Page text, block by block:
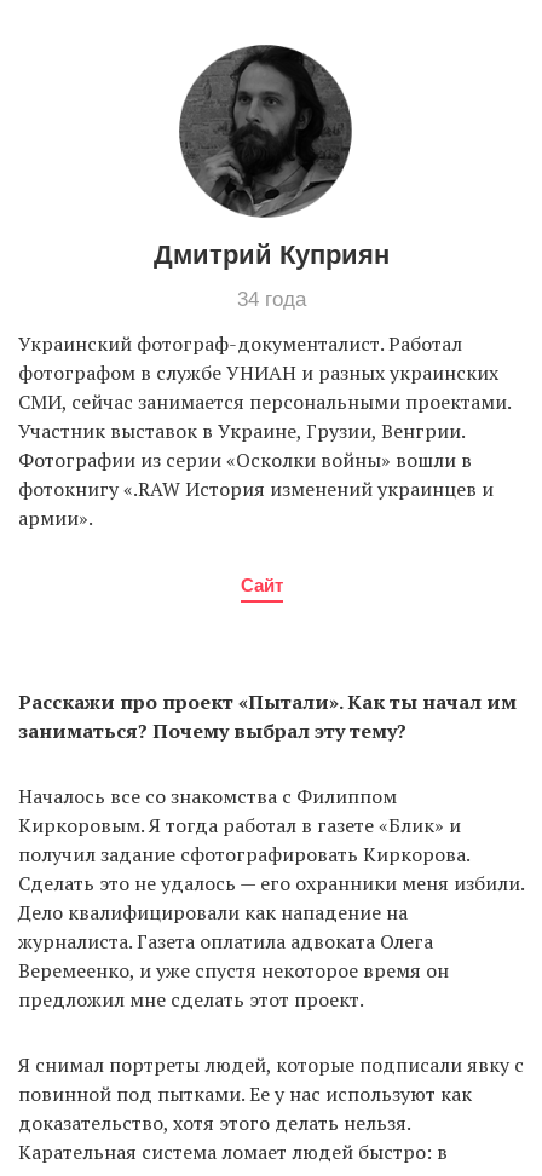
Дмитрий Куприян
34 года
Украинский фотограф-документалист. Работал
фотографом в службе УНИАН и разных украинских
СМИ, сейчас занимается персональными проектами.
Участник выставок в Украине, Грузии, Венгрии.
Фотографии из серии «Осколки войны» вошли в
фотокнигу «.RAW История изменений украинцев и
армии».
Сайт
Расскажи про проект «Пытали». Как ты начал им
заниматься? Почему выбрал эту тему?
Началось все со знакомства с Филиппом
Киркоровым. Я тогда работал в газете «Блик» и
получил задание сфотографировать Киркорова.
Сделать это не удалось — его охранники меня избили.
Дело квалифицировали как нападение на
журналиста. Газета оплатила адвоката Олега
Веремеенко, и уже спустя некоторое время он
предложил мне сделать этот проект.
Я снимал портреты людей, которые подписали явку с
повинной под пытками. Ее у нас используют как
доказательство, хотя этого делать нельзя.
Карательная система ломает людей быстро: в